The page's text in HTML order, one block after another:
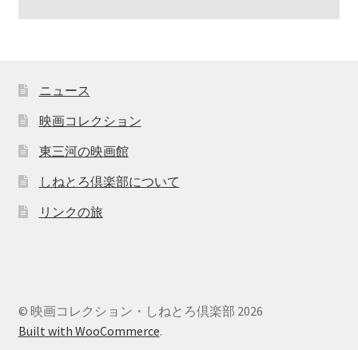
ニュース
映画コレクション
東三河の映画館
しねとろ倶楽部について
リンクの旅
© 映画コレクション・しねとろ倶楽部 2026
Built with WooCommerce.